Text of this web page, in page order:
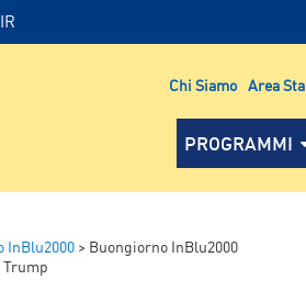
Chi Siamo Area
PROGRAMMI
InBlu2000 > Buongiorno InBlu2000